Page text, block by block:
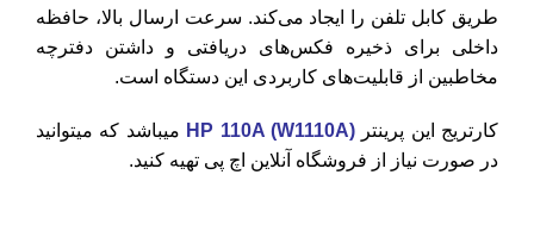
طریق کابل تلفن را ایجاد می‌کند. سرعت ارسال بالا، حافظه
داخلی برای ذخیره فکس‌های دریافتی و داشتن دفترچه
مخاطبین از قابلیت‌های کاربردی این دستگاه است.
کارتریج این پرینترHP 110A (W1110A) میباشد که میتوانید
در صورت نیاز از فروشگاه آنلاین اچ پی تهیه کنید.